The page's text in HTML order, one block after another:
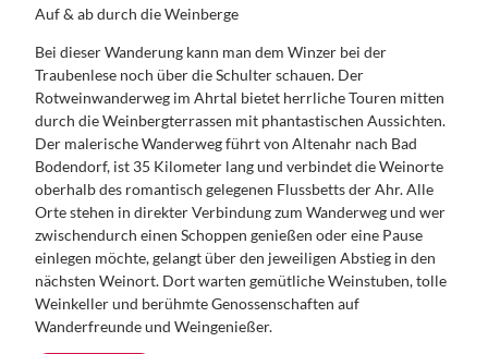
Auf & ab durch die Weinberge
Bei dieser Wanderung kann man dem Winzer bei der
Traubenlese noch über die Schulter schauen. Der
Rotweinwanderweg im Ahrtal bietet herrliche Touren mitten
durch die Weinbergterrassen mit phantastischen Aussichten.
Der malerische Wanderweg führt von Altenahr nach Bad
Bodendorf, ist 35 Kilometer lang und verbindet die Weinorte
oberhalb des romantisch gelegenen Flussbetts der Ahr. Alle
Orte stehen in direkter Verbindung zum Wanderweg und wer
zwischendurch einen Schoppen genießen oder eine Pause
einlegen möchte, gelangt über den jeweiligen Abstieg in den
nächsten Weinort. Dort warten gemütliche Weinstuben, tolle
Weinkeller und berühmte Genossenschaften auf
Wanderfreunde und Weingenießer.